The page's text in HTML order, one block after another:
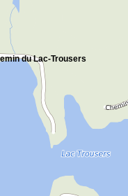
du Lac-Trousers